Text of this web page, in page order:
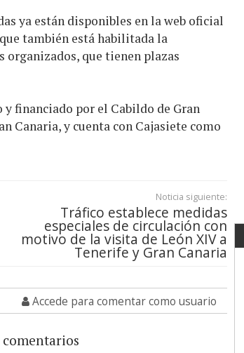
ya están disponibles en la web oficial
también está habilitada la
organizados, que tienen plazas
financiado por el Cabildo de Gran
Canaria, y cuenta con Cajasiete como
Noticia siguiente:
Tráfico establece medidas
especiales de circulación con
motivo de la visita de León XIV a
Tenerife y Gran Canaria
Accede para comentar como usuario